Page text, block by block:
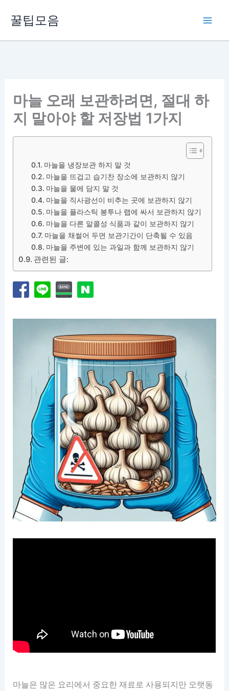
꿀팁모음
마늘 오래 보관하려면, 절대 하
지 말아야 할 저장법 1가지
마늘을 냉장보관 하지 말 것
마늘을 뜨겁고 습기찬 장소에 보관하지 않기
마늘을 물에 담지 말 것
마늘을 직사광선이 비추는 곳에 보관하지 않기
마늘을 플라스틱 봉투나 랩에 싸서 보관하지 않기
마늘을 다른 알콜성 식품과 같이 보관하지 않기
마늘을 채썰어 두면 보관기간이 단축될 수 있음
마늘을 주변에 있는 과일과 함께 보관하지 않기
관련된 글:
마늘은 많은 요리에서 중요한 재료로 사용되지만 오랫동